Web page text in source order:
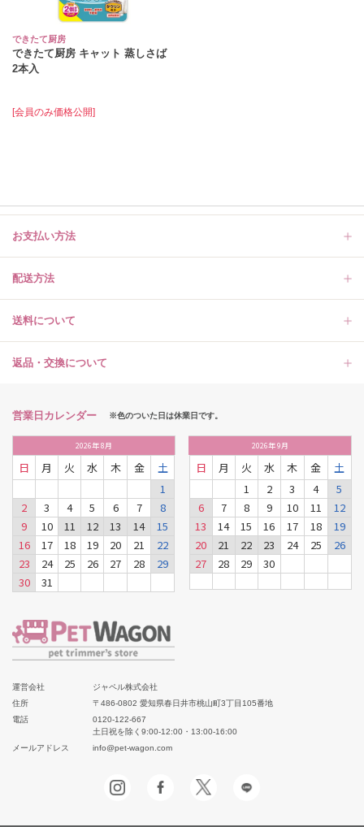
できたて厨房
できたて厨房 キャット 蒸しさば
2本入
[会員のみ価格公開]
お支払い方法
配送方法
送料について
返品・交換について
営業日カレンダー ※色のついた日は休業日です。
2026年8月
日 月 火 水 木 金
土
1
2
3 4 5 6 7
8
9
10 11 12 13 14
15
16
17 18 19 20 21
22
23
24 25 26 27 28
29
30
31
2026年9月
日 月 火 水 木 金
土
1
2 3 4
5
6
7 8 9 10 11
12
13
14 15 16 17 18
19
20
21 22 23 24 25
26
27
28 29 30
運営会社
ジャペル株式会社
住所
〒486-0802 愛知県春日井市桃山町3丁目105番地
電話
0120-122-667
土日祝を除く9:00-12:00・13:00-16:00
メールアドレス
info@pet-wagon.com